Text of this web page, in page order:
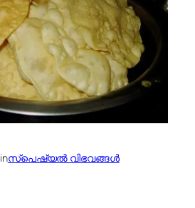
inസ്പെഷ്യല്‍ വിഭവങ്ങള്‍